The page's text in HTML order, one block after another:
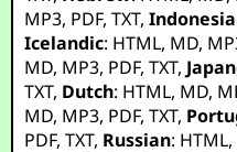
MP3, PDF,TXT,
Icelandic: HTML, MD,
MD, MP3, PDF,TXT,
TXT, Dutch: HTML, MD,
MD, MP3, PDF,TXT,
PDF,TXT, Russian: HTML,